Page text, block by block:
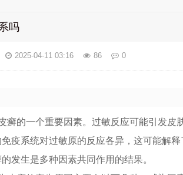
吗
2025-04-11 03:16 86 0
癣的一个重要因素。过敏反应可能引发皮
疫系统对过敏原的反应各异，这可能解
发生是多种因素共同作用的结果。